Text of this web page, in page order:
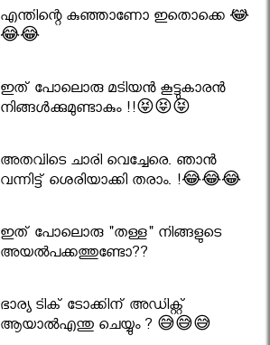
എന്തിന്റെ കുഞ്ഞാണോ ഇതൊക്കെ 😂
😂😂
ഇത് പോലൊരു മടിയൻ കൂട്ടുകാരൻ
നിങ്ങൾക്കുമുണ്ടാകും !!😝😝😝
അതവിടെ ചാരി വെച്ചേരെ. ഞാൻ
വന്നിട്ട് ശെരിയാക്കി തരാം. !😂😂😂
ഇത് പോലൊരു "തള്ള" നിങ്ങളുടെ
അയല്‍പക്കത്തുണ്ടോ??
ഭാര്യ ടിക് ടോക്കിന് അഡിക്റ്റ്
ആയാൽഎന്തു ചെയ്യും ? 😅😅😅